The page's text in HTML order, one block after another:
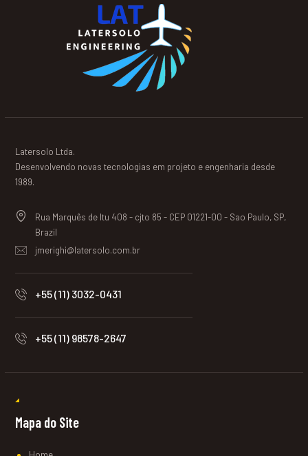
Latersolo Ltda.
Desenvolvendo novas tecnologias em projeto e engenharia desde
1989.
Rua Marquês de Itu 408 - cjto 85 - CEP 01221-00 - Sao Paulo, SP,
Brazil
jmerighi@latersolo.com.br
+55 (11) 3032-0431
+55 (11) 98578-2647
Mapa do Site